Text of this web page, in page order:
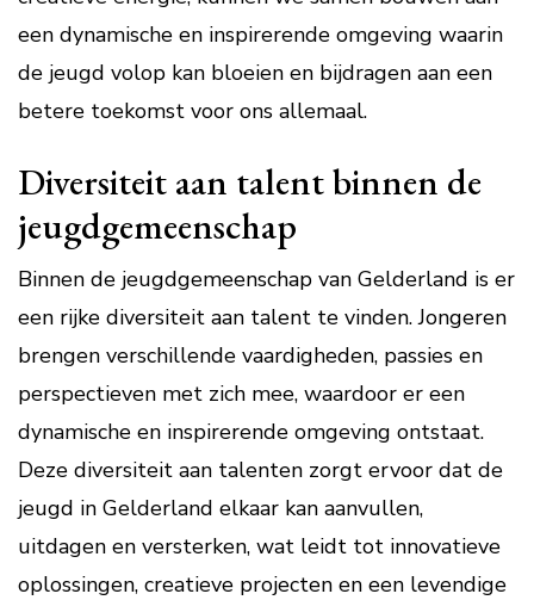
een dynamische en inspirerende omgeving waarin
de jeugd volop kan bloeien en bijdragen aan een
betere toekomst voor ons allemaal.
Diversiteit aan talent binnen de
jeugdgemeenschap
Binnen de jeugdgemeenschap van Gelderland is er
een rijke diversiteit aan talent te vinden. Jongeren
brengen verschillende vaardigheden, passies en
perspectieven met zich mee, waardoor er een
dynamische en inspirerende omgeving ontstaat.
Deze diversiteit aan talenten zorgt ervoor dat de
jeugd in Gelderland elkaar kan aanvullen,
uitdagen en versterken, wat leidt tot innovatieve
oplossingen, creatieve projecten en een levendige